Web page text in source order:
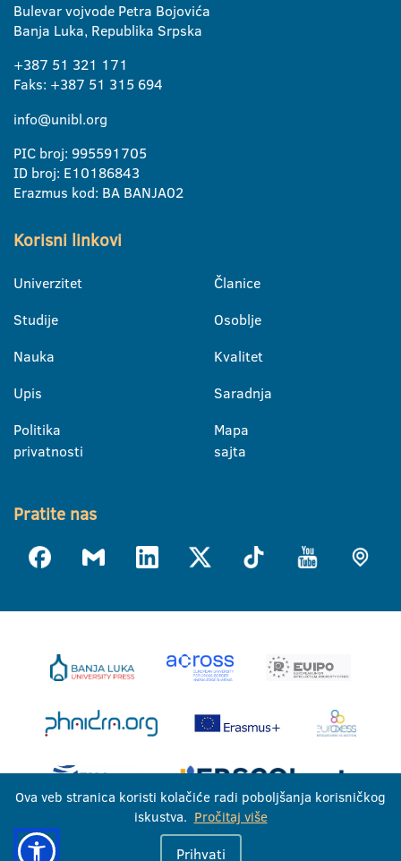
Bulevar vojvode Petra Bojovića
Banja Luka, Republika Srpska
+387 51 321 171
Faks: +387 51 315 694
info@unibl.org
PIC broj: 995591705
ID broj: E10186843
Erazmus kod: BA BANJA02
Korisni linkovi
Univerzitet
Studije
Nauka
Upis
Politika
privatnosti
Članice
Osoblje
Kvalitet
Saradnja
Mapa
sajta
Pratite nas
Univerzitet u Banjoj Luci © 2026
Ova veb stranica koristi kolačiće radi poboljšanja korisničkog
iskustva. Pročitaj više
Prihvati